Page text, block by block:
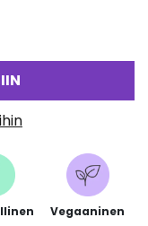
Vegaaninen